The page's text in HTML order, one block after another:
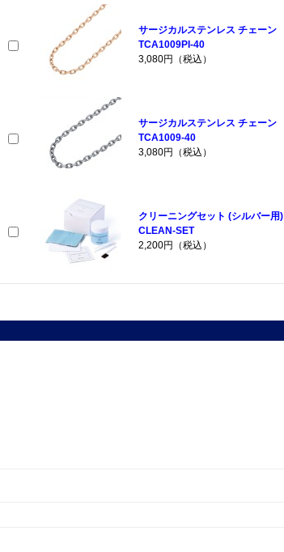
サージカルステンレス チェーン
TCA1009PI-40
3,080円（税込）
サージカルステンレス チェーン
TCA1009-40
3,080円（税込）
クリーニングセット (シルバー用)
CLEAN-SET
2,200円（税込）